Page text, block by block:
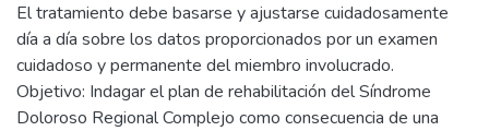
El tratamiento debe basarse y ajustarse cuidadosamente
día a día sobre los datos proporcionados por un examen
cuidadoso y permanente del miembro involucrado.
Objetivo: Indagar el plan de rehabilitación del Síndrome
Doloroso Regional Complejo como consecuencia de una